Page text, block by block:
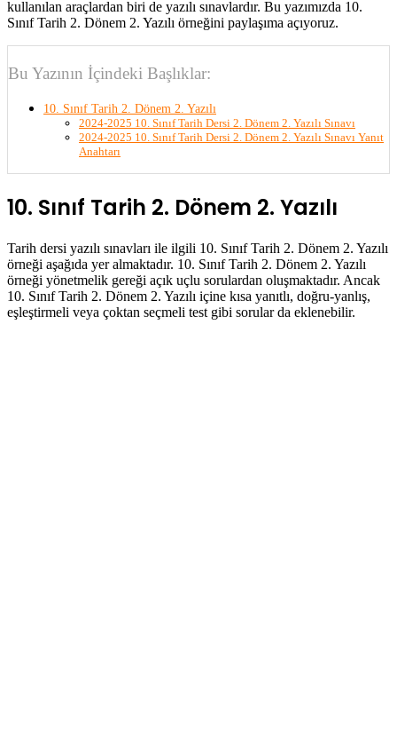
kullanılan araçlardan biri de yazılı sınavlardır. Bu yazımızda 10.
Sınıf Tarih 2. Dönem 2. Yazılı örneğini paylaşıma açıyoruz.
Bu Yazının İçindeki Başlıklar:
10. Sınıf Tarih 2. Dönem 2. Yazılı
2024-2025 10. Sınıf Tarih Dersi 2. Dönem 2. Yazılı Sınavı
2024-2025 10. Sınıf Tarih Dersi 2. Dönem 2. Yazılı Sınavı Yanıt
Anahtarı
10. Sınıf Tarih 2. Dönem 2. Yazılı
Tarih dersi yazılı sınavları ile ilgili 10. Sınıf Tarih 2. Dönem 2. Yazılı
örneği aşağıda yer almaktadır. 10. Sınıf Tarih 2. Dönem 2. Yazılı
örneği yönetmelik gereği açık uçlu sorulardan oluşmaktadır. Ancak
10. Sınıf Tarih 2. Dönem 2. Yazılı içine kısa yanıtlı, doğru-yanlış,
eşleştirmeli veya çoktan seçmeli test gibi sorular da eklenebilir.